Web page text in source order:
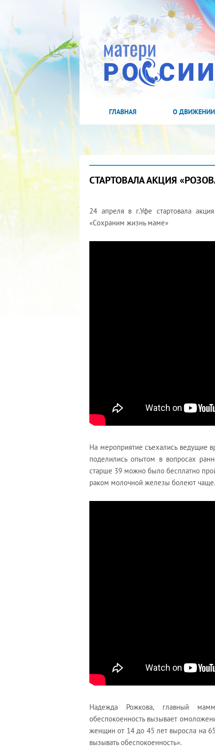
ГЛАВНАЯ О ДВИЖЕНИИ
СТАРТОВАЛА АКЦИЯ
24 апреля в г.Уфе стартовала
«Сохраним жизнь маме»
На мероприятие съехались ведущие
поделились опытом в вопросах
старше 39 можно было бесплатно
раком молочной железы болеют
Надежда Рожкова, главный
обеспокоенность вызывает
женщин от 14 до 45 лет выросла на
вызывать обеспокоенность».